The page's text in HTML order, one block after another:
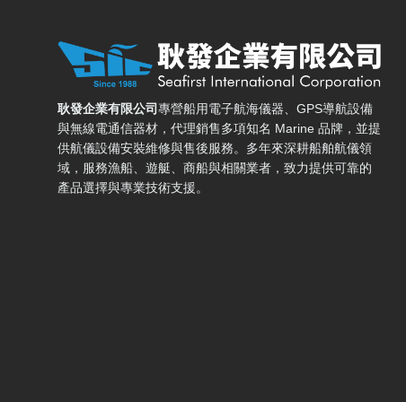
耿發企業有限公司 — 網站概要、主導覽與聯絡方式
耿發企業有限公司專營船用電子航海儀器、GPS導航設備
與無線電通信器材，代理銷售多項知名 Marine 品牌，並提
供航儀設備安裝維修與售後服務。多年來深耕船舶航儀領
域，服務漁船、遊艇、商船與相關業者，致力提供可靠的
產品選擇與專業技術支援。